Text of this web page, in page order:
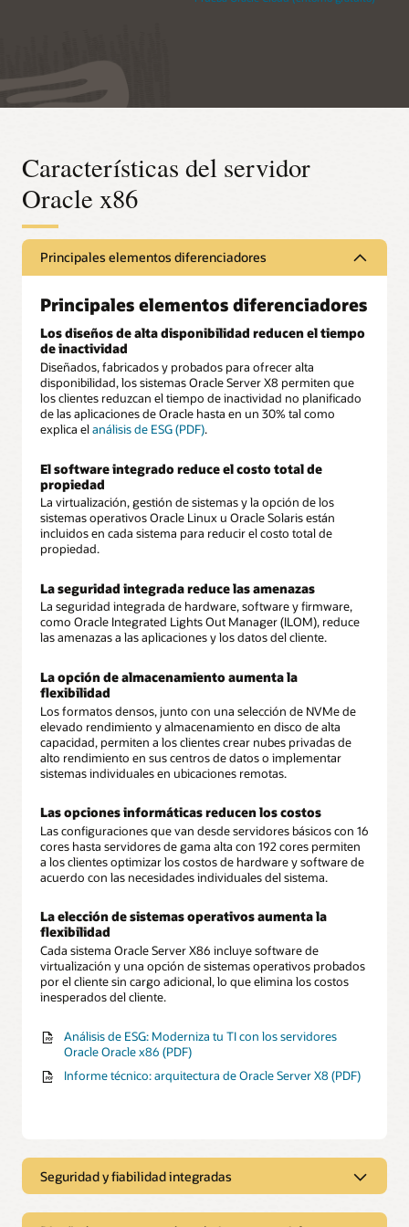
Características del servidor
Oracle x86
Principales elementos diferenciadores
Principales elementos diferenciadores
Los diseños de alta disponibilidad reducen el tiempo
de inactividad
Diseñados, fabricados y probados para ofrecer alta
disponibilidad, los sistemas Oracle Server X8 permiten que
los clientes reduzcan el tiempo de inactividad no planificado
de las aplicaciones de Oracle hasta en un 30% tal como
explica elanálisis de ESG (PDF).
El software integrado reduce el costo total de
propiedad
La virtualización, gestión de sistemas y la opción de los
sistemas operativos Oracle Linux u Oracle Solaris están
incluidos en cada sistema para reducir el costo total de
propiedad.
La seguridad integrada reduce las amenazas
La seguridad integrada de hardware, software y firmware,
como Oracle Integrated Lights Out Manager (ILOM), reduce
las amenazas a las aplicaciones y los datos del cliente.
La opción de almacenamiento aumenta la
flexibilidad
Los formatos densos, junto con una selección de NVMe de
elevado rendimiento y almacenamiento en disco de alta
capacidad, permiten a los clientes crear nubes privadas de
alto rendimiento en sus centros de datos o implementar
sistemas individuales en ubicaciones remotas.
Las opciones informáticas reducen los costos
Las configuraciones que van desde servidores básicos con 16
cores hasta servidores de gama alta con 192 cores permiten
a los clientes optimizar los costos de hardware y software de
acuerdo con las necesidades individuales del sistema.
La elección de sistemas operativos aumenta la
flexibilidad
Cada sistema Oracle Server X86 incluye software de
virtualización y una opción de sistemas operativos probados
por el cliente sin cargo adicional, lo que elimina los costos
inesperados del cliente.
Análisis de ESG: Moderniza tu TI con los servidores
Oracle Oracle x86 (PDF)
Informe técnico: arquitectura de Oracle Server X8 (PDF)
Seguridad y fiabilidad integradas